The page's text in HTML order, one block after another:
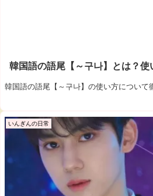
韓国語の語尾【～구나】とは？使
韓国語の語尾【～구나】の使い方について
いんぎんの日常